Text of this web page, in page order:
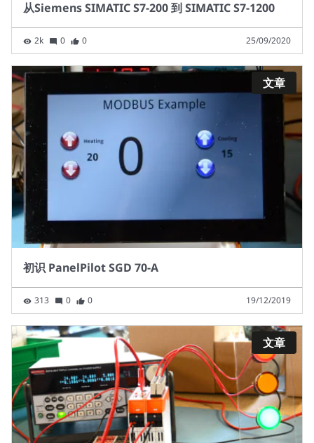
从Siemens SIMATIC S7-200 到 SIMATIC S7-1200
2k 0 0 25/09/2020
文章
初识 PanelPilot SGD 70-A
313 0 0 19/12/2019
文章